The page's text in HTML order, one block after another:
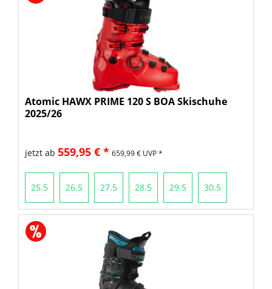
Atomic HAWX PRIME 120 S BOA Skischuhe
2025/26
jetzt ab 559,95 € * 659,99 € UVP *
25.5 26.5 27.5 28.5 29.5 30.5